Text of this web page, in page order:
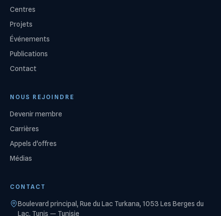
Centres
Projets
Événements
Publications
Contact
NOUS REJOINDRE
Devenir membre
Carrières
Appels d'offres
Médias
CONTACT
Boulevard principal, Rue du Lac Turkana, 1053 Les Berges du
Lac, Tunis — Tunisie